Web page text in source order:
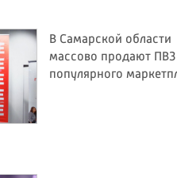
В Самарской области
массово продают ПВЗ
популярного